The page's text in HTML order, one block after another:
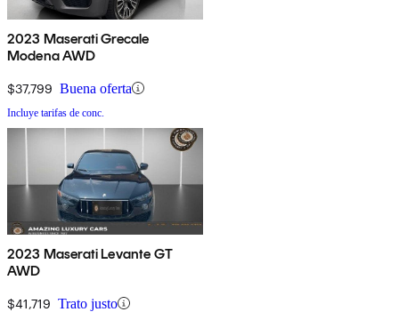
2023 Maserati Grecale
Modena AWD
$37,799 Buena oferta
Incluye tarifas de conc.
2023 Maserati Levante GT
AWD
$41,719 Trato justo